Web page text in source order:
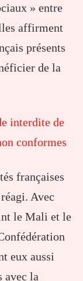
» entre
affirment
présents
de la
interdite de
conformes
françaises
Avec
le Mali et le
eux aussi
avec la